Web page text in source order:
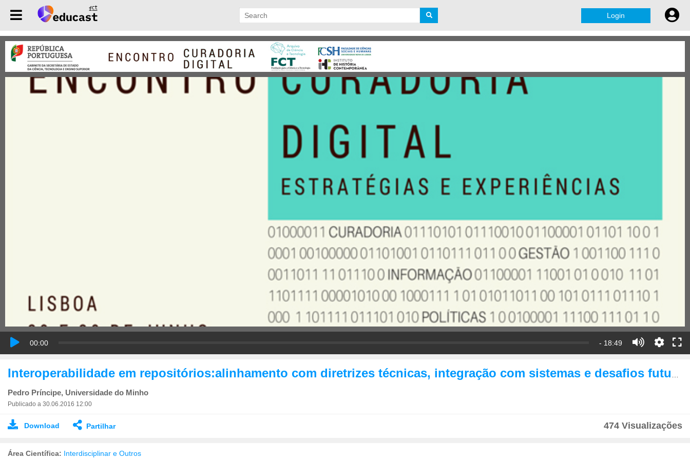
Login
00:00 - 18:49
Pedro Príncipe, Universidade do Minho
Publicado a 30.06.2016 12:00
Download Partilhar 474 Visualizações
Área Científica: Interdisciplinar e Outros